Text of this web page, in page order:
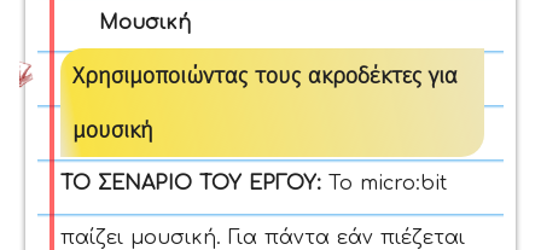
Μουσική
Χρησιμοποιώντας τους ακροδέκτες για
μουσική
ΤΟ ΣΕΝΑΡΙΟ ΤΟΥ ΕΡΓΟΥ: Το micro:bit
παίζει μουσική. Για πάντα εάν πιέζεται